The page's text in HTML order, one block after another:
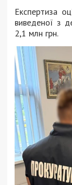
Експертиза
виведеної з
2,1 млн грн.